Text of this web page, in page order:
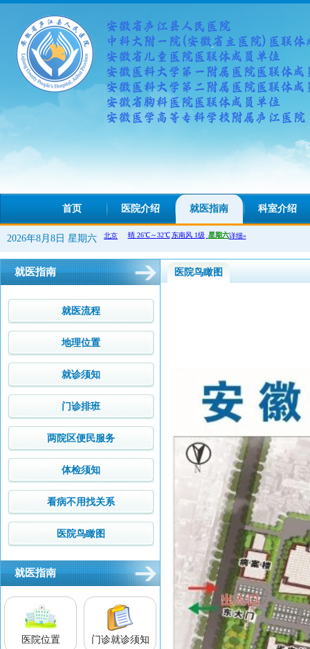
首页 医院介绍 就医指南 科室介绍
2026年8月8日 星期六
就医指南
就医流程
地理位置
就诊须知
门诊排班
两院区便民服务
体检须知
看病不用找关系
医院鸟瞰图
就医指南
医院位置 门诊就诊须知
医院鸟瞰图